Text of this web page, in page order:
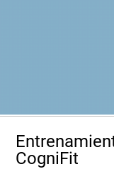
CogniFit